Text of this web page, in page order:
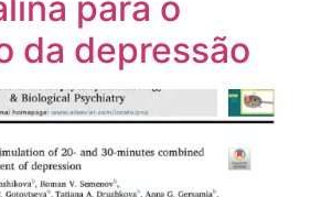
da depressão